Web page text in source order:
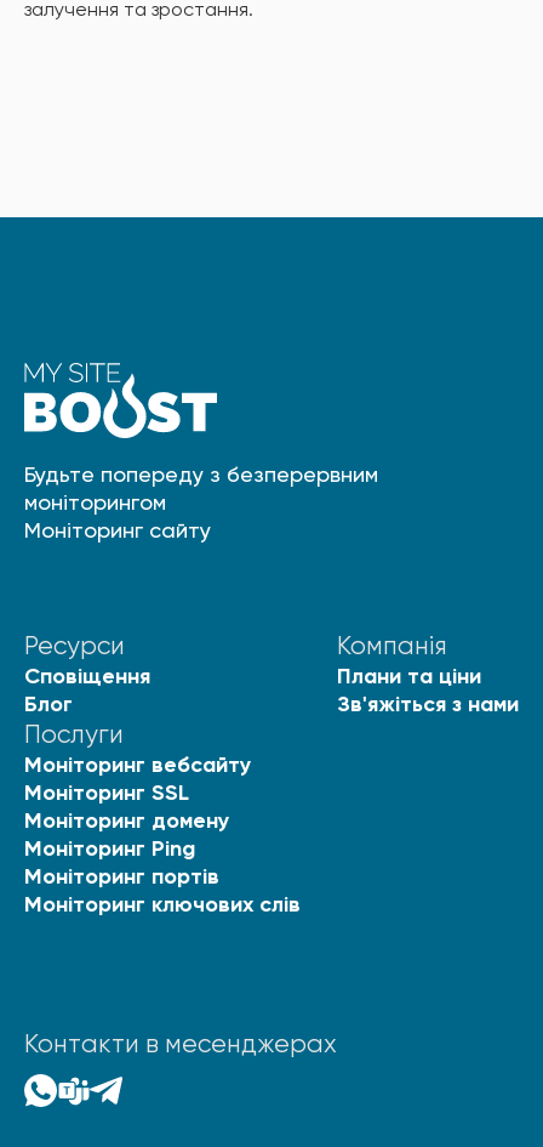
залучення та зростання.
Будьте попереду з безперервним
моніторингом
Моніторинг сайту
Ресурси
Сповіщення
Блог
Компанія
Плани та ціни
Зв'яжіться з нами
Послуги
Моніторинг вебсайту
Моніторинг SSL
Моніторинг домену
Моніторинг Ping
Моніторинг портів
Моніторинг ключових слів
Контакти в месенджерах